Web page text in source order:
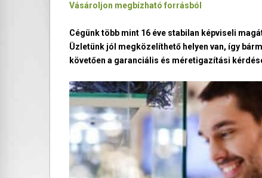
Vásároljon megbízható forrásból
Cégünk több mint 16 éve stabilan képviseli
Üzletünk jól megközelíthető helyen van, így
követően a garanciális és méretigazítási